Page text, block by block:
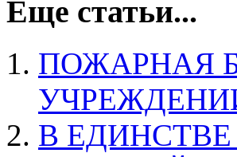
Еще статьи...
ПОЖАРНАЯ
В